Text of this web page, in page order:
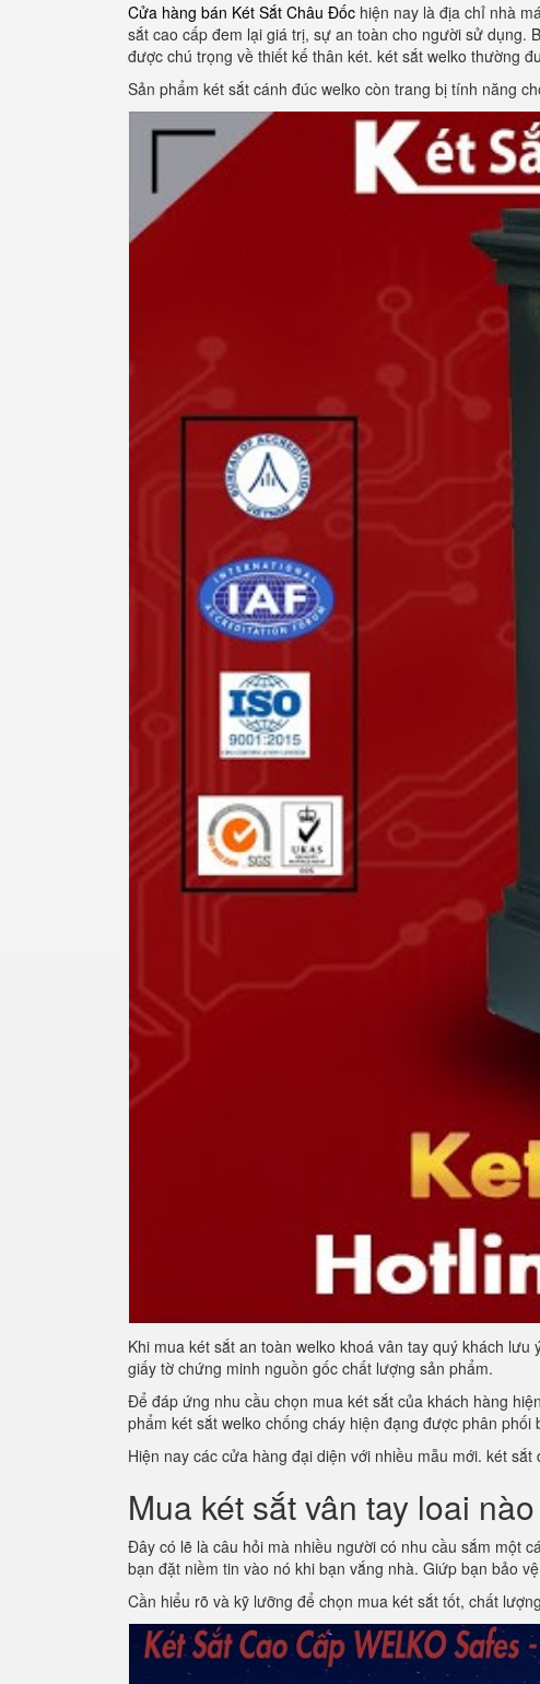
Cửa hàng bán Két Sắt Châu Đốc hiện nay là địa chỉ nhà
sắt cao cấp đem lại giá trị, sự an toàn cho người sử dụng.
được chú trọng về thiết kế thân két. két sắt welko thường
Sản phẩm két sắt cánh đúc welko còn trang bị tính năng
Khi mua két sắt an toàn welko khoá vân tay quý khách
giấy tờ chứng minh nguồn gốc chất lượng sản phẩm.
Để đáp ứng nhu cầu chọn mua két sắt của khách hàng
phẩm két sắt welko chống cháy hiện đạng được phân
Hiện nay các cửa hàng đại diện với nhiều mẫu mới. két
Mua két sắt vân tay loai
Đây có lẽ là câu hỏi mà nhiều người có nhu cầu sắm một
bạn đặt niềm tin vào nó khi bạn vắng nhà. Giứp bạn bảo
Cần hiểu rõ và kỹ lưỡng để chọn mua két sắt tốt, chất